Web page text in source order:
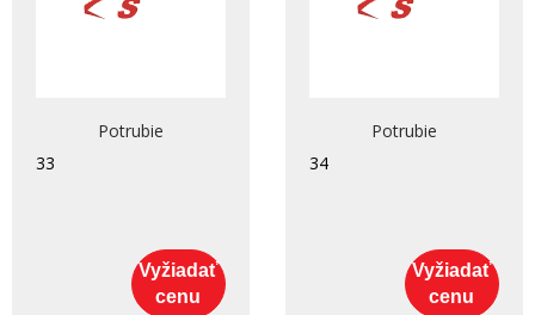
Potrubie
33
Vyžiadať
cenu
Potrubie
34
Vyžiadať
cenu